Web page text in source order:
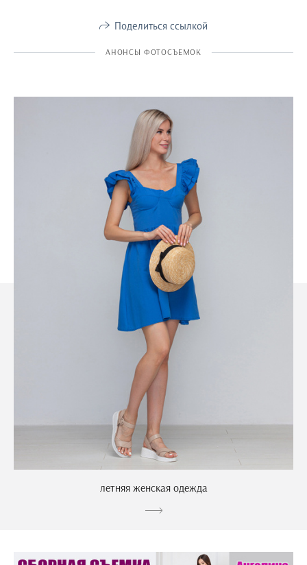
Поделиться ссылкой
АНОНСЫ ФОТОСЪЕМОК
летняя женская одежда